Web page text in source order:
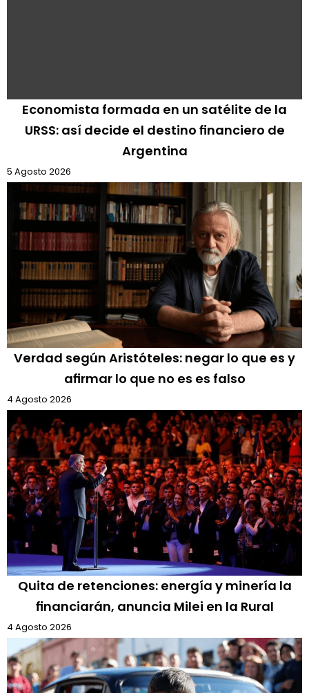
Economista formada en un satélite de la
URSS: así decide el destino financiero de
Argentina
5 Agosto 2026
Verdad según Aristóteles: negar lo que es y
afirmar lo que no es es falso
4 Agosto 2026
Quita de retenciones: energía y minería la
financiarán, anuncia Milei en la Rural
4 Agosto 2026